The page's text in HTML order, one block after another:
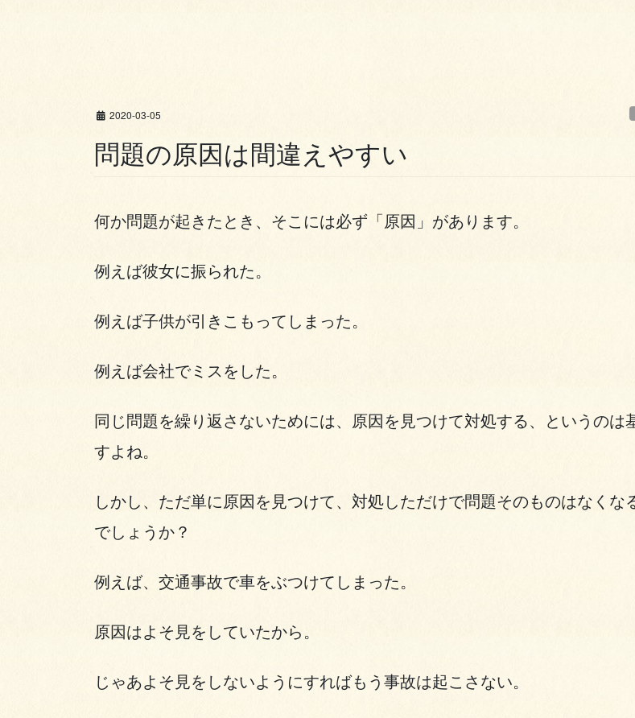
2020-03-05
問題の原因は間違えやすい
何か問題が起きたとき、そこには必ず「原因」があります。
例えば彼女に振られた。
例えば子供が引きこもってしまった。
例えば会社でミスをした。
同じ問題を繰り返さないためには、原因を見つけて対処する、というのは
すよね。
しかし、ただ単に原因を見つけて、対処しただけで問題そのものはなくな
でしょうか？
例えば、交通事故で車をぶつけてしまった。
原因はよそ見をしていたから。
じゃあよそ見をしないようにすればもう事故は起こさない。